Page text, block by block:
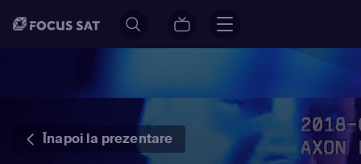
Înapoi la prezentare